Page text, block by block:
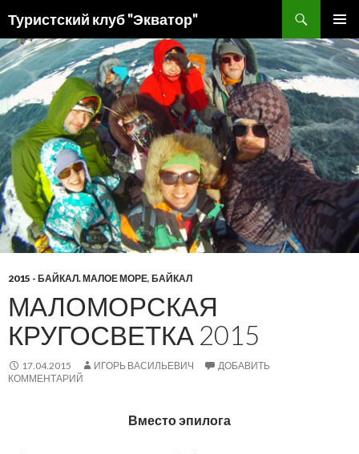
Туристский клуб "Экватор"
МЕНЮ
К
СОДЕРЖИМОМУ
2015 - БАЙКАЛ. МАЛОЕ МОРЕ, БАЙКАЛ
МАЛОМОРСКАЯ
КРУГОСВЕТКА 2015
17.04.2015 ИГОРЬ ВАСИЛЬЕВИЧ
ДОБАВИТЬ
КОММЕНТАРИЙ
Вместо эпилога